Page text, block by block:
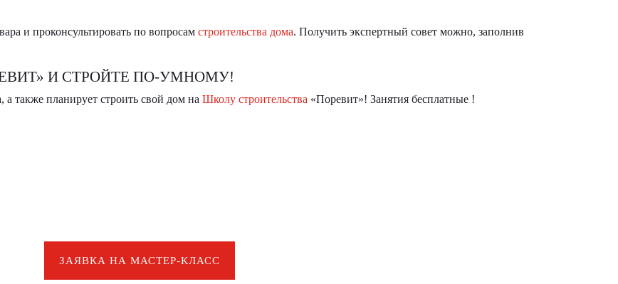
и проконсультировать по вопросам строительства дома. Получить экспертный совет можно, заполнив
И СТРОЙТЕ ПО-УМНОМУ!
а также планирует строить свой дом на Школу строительства «Поревит»! Занятия бесплатные !
ЗАЯВКА НА МАСТЕР-КЛАСС